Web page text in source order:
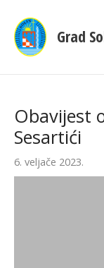
Grad
Obavijest
Sesartići
6. veljače 2023.